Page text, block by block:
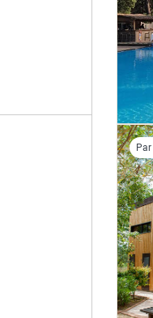
Par